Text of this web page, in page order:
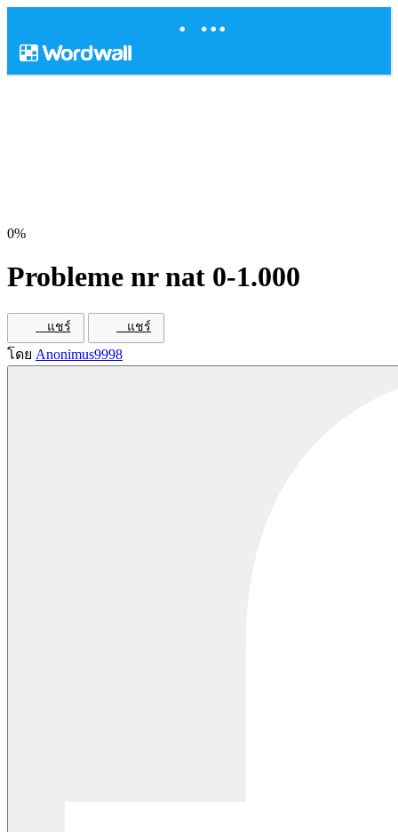
0%
Probleme nr nat 0-1.000
แชร์ แชร์
โดย Anonimus9998